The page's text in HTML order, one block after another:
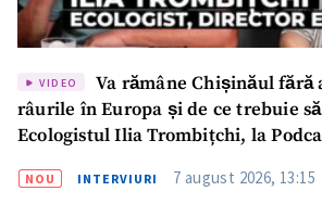
VIDEO
Va rămâne Chișinăul fără
râurile în Europa și de ce trebuie
Ecologistul Ilia Trombițchi, la
NOU INTERVIURI 7 august 2026, 13:15